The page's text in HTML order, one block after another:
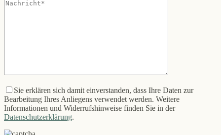
Sie erklären sich damit einverstanden, dass Ihre Daten zur
Bearbeitung Ihres Anliegens verwendet werden. Weitere
Informationen und Widerrufshinweise finden Sie in der
Datenschutzerklärung.